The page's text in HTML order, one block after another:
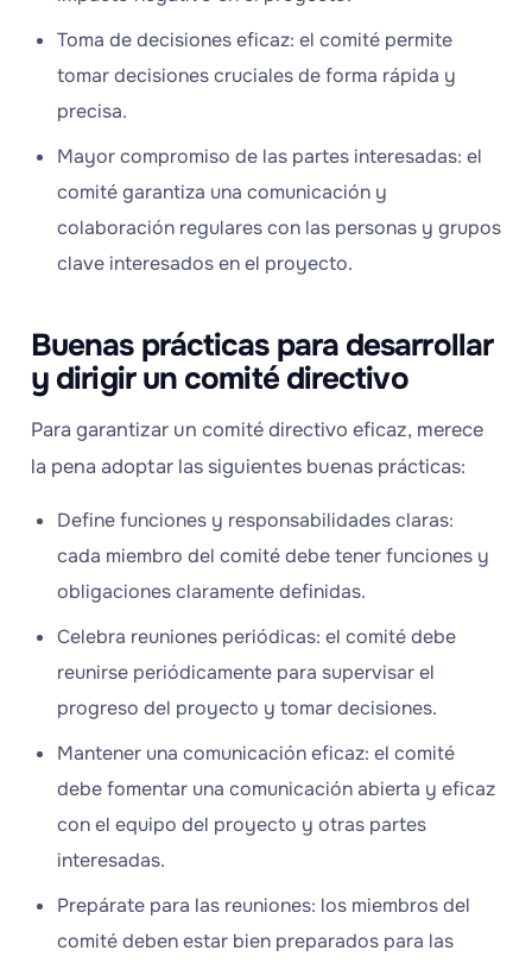
Toma de decisiones eficaz: el comité permite
tomar decisiones cruciales de forma rápida y
precisa.
Mayor compromiso de las partes interesadas: el
comité garantiza una comunicación y
colaboración regulares con las personas y grupos
clave interesados en el proyecto.
Buenas prácticas para desarrollar
y dirigir un comité directivo
Para garantizar un comité directivo eficaz, merece
la pena adoptar las siguientes buenas prácticas:
Define funciones y responsabilidades claras:
cada miembro del comité debe tener funciones y
obligaciones claramente definidas.
Celebra reuniones periódicas: el comité debe
reunirse periódicamente para supervisar el
progreso del proyecto y tomar decisiones.
Mantener una comunicación eficaz: el comité
debe fomentar una comunicación abierta y eficaz
con el equipo del proyecto y otras partes
interesadas.
Prepárate para las reuniones: los miembros del
comité deben estar bien preparados para las